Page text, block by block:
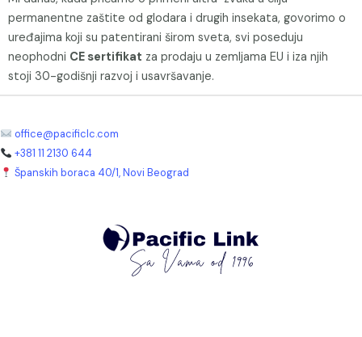
permanentne zaštite od glodara i drugih insekata, govorimo o
uređajima koji su patentirani širom sveta, svi poseduju
neophodni CE sertifikat za prodaju u zemljama EU i iza njih
stoji 30-godišnji razvoj i usavršavanje.
office@pacificlc.com
+381 11 2130 644
Španskih boraca 40/1, Novi Beograd